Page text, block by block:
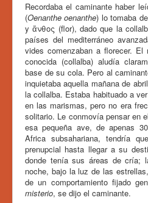
Recordaba el caminante haber
(Oenanthe oenanthe) lo tomaba
y ἄνθος (flor), dado que la
países del mediterráneo
vides comenzaban a florecer. El
conocida (collalba) aludía
base de su cola. Pero al
inquietaba aquella mañana de
la collalba. Estaba habituado a
en las marismas, pero no era
solitario. Le conmovía pensar en
esa pequeña ave, de apenas
Africa subsahariana, tendría
prenupcial hasta llegar a su
donde tenía sus áreas de cría;
noche, bajo la luz de las
de un comportamiento fijado
misterio, se dijo el caminante.